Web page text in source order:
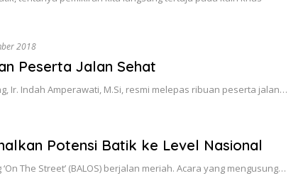
2018
Peserta Jalan Sehat
Ir. Indah Amperawati, M.Si, resmi melepas ribuan peserta jalan…
Potensi Batik ke Level Nasional
The Street’ (BALOS) berjalan meriah. Acara yang mengusung…